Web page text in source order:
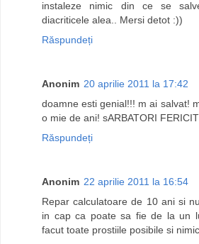
instaleze nimic din ce se
diacriticele alea.. Mersi detot :))
Răspundeți
Anonim 20 aprilie 2011 la 17:42
doamne esti genial!!! m ai salvat!
o mie de ani! sARBATORI
Răspundeți
Anonim 22 aprilie 2011 la 16:54
Repar calculatoare de 10 ani si
in cap ca poate sa fie de la un
facut toate prostiile posibile si